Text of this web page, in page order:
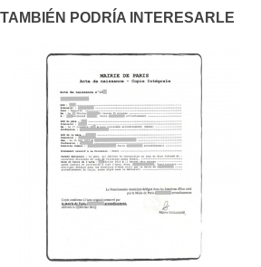
TAMBIÉN PODRÍA INTERESARLE